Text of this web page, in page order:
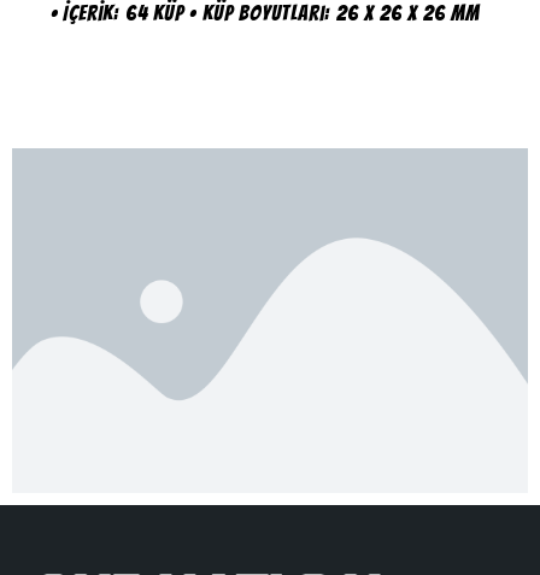
• İçerik: 64 küp • Küp boyutları: 26 x 26 x 26 mm